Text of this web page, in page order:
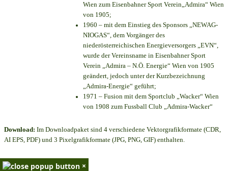
Wien zum Eisenbahner Sport Verein„Admira“ Wien
von 1905;
1960 – mit dem Einstieg des Sponsors „NEWAG-
NIOGAS“, dem Vorgänger des
niederösterreichischen Energieversorgers „EVN“,
wurde der Vereinsname in Eisenbahner Sport
Verein „Admira – N.Ö. Energie“ Wien von 1905
geändert, jedoch unter der Kurzbezeichnung
„Admira-Energie“ geführt;
1971 – Fusion mit dem Sportclub „Wacker“ Wien
von 1908 zum Fussball Club „Admira-Wacker“
Download: Im Downloadpaket sind 4 verschiedene Vektorgrafikformate (CDR,
AI EPS, PDF) und 3 Pixelgrafikformate (JPG, PNG, GIF) enthalten.
×